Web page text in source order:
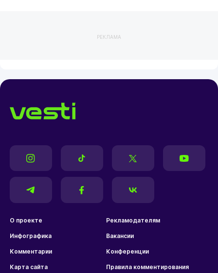
РЕКЛАМА
О проекте Рекламодателям
Инфографика Вакансии
Комментарии Конференции
Карта сайта Правила комментирования